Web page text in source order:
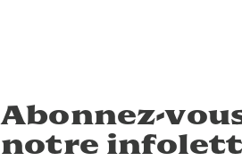
Abonnez-
notre